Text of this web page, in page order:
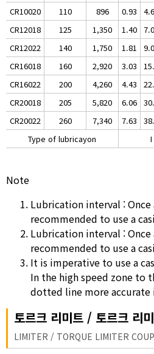
CR10020
110 896 0.93
CR12018
125 1,350 1.40
CR12022
140 1,750 1.81
CR16018
160 2,920 3.03
CR16022
200 4,260 4.43
CR20018
205 5,820 6.06
CR20022
260 7,340 7.63
Type of lubricayon
I
Note
Lubrication interval :
recommended to use a
Lubrication interval : Once
recommended to use a
It is imperative to use a
In the high speed zone to
dotted line more accurate
토르크 리미트 / 토르크 리
LIMITER / TORQUE LIMITER